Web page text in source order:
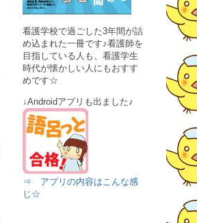
看護学校で過ごした3年間が詰
め込まれた一冊です♪看護師を
目指している人も、看護学生
時代が懐かしい人にもおすす
めです☆
↓Androidアプリも出ました♪
⇒ アプリの内容はこんな感
じ☆